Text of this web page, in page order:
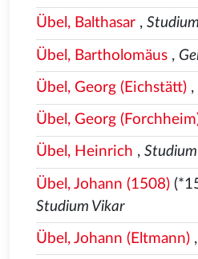
Übel, Balthasar, Studium
Übel, Bartholomäus,
Übel, Georg (Eichstätt),
Übel, Georg
Übel, Heinrich , Studium
Übel, Johann (1508)
Studium Vikar
Übel, Johann (Eltmann),